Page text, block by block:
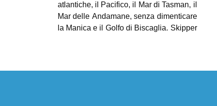
atlantiche, il Pacifico, il Mar di Tasman, il
Mar delle Andamane, senza dimenticare
la Manica e il Golfo di Biscaglia. Skipper